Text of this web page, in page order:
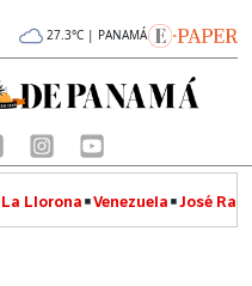
27.3°C | PANAMÁ
La Llorona Venezuela José